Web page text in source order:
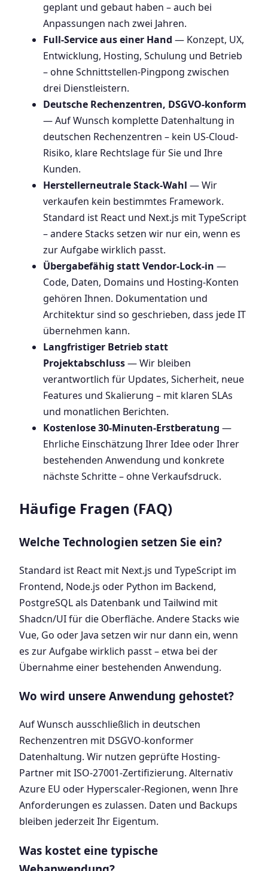
geplant und gebaut haben – auch bei
Anpassungen nach zwei Jahren.
Full-Service aus einer Hand — Konzept, UX,
Entwicklung, Hosting, Schulung und Betrieb
– ohne Schnittstellen-Pingpong zwischen
drei Dienstleistern.
Deutsche Rechenzentren, DSGVO-konform
— Auf Wunsch komplette Datenhaltung in
deutschen Rechenzentren – kein US-Cloud-
Risiko, klare Rechtslage für Sie und Ihre
Kunden.
Herstellerneutrale Stack-Wahl — Wir
verkaufen kein bestimmtes Framework.
Standard ist React und Next.js mit TypeScript
– andere Stacks setzen wir nur ein, wenn es
zur Aufgabe wirklich passt.
Übergabefähig statt Vendor-Lock-in —
Code, Daten, Domains und Hosting-Konten
gehören Ihnen. Dokumentation und
Architektur sind so geschrieben, dass jede IT
übernehmen kann.
Langfristiger Betrieb statt
Projektabschluss— Wir bleiben
verantwortlich für Updates, Sicherheit, neue
Features und Skalierung – mit klaren SLAs
und monatlichen Berichten.
Kostenlose 30-Minuten-Erstberatung —
Ehrliche Einschätzung Ihrer Idee oder Ihrer
bestehenden Anwendung und konkrete
nächste Schritte – ohne Verkaufsdruck.
Häufige Fragen (FAQ)
Welche Technologien setzen Sie ein?
Standard ist React mit Next.js und TypeScript im
Frontend, Node.js oder Python im Backend,
PostgreSQL als Datenbank und Tailwind mit
Shadcn/UI für die Oberfläche. Andere Stacks wie
Vue, Go oder Java setzen wir nur dann ein, wenn
es zur Aufgabe wirklich passt – etwa bei der
Übernahme einer bestehenden Anwendung.
Wo wird unsere Anwendung gehostet?
Auf Wunsch ausschließlich in deutschen
Rechenzentren mit DSGVO-konformer
Datenhaltung. Wir nutzen geprüfte Hosting-
Partner mit ISO-27001-Zertifizierung. Alternativ
Azure EU oder Hyperscaler-Regionen, wenn Ihre
Anforderungen es zulassen. Daten und Backups
bleiben jederzeit Ihr Eigentum.
Was kostet eine typische